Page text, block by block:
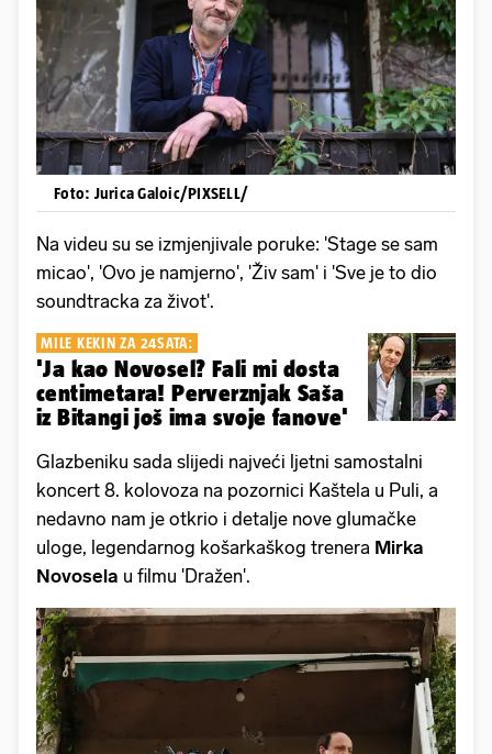
Foto: Jurica Galoic/PIXSELL/
Na videu su se izmjenjivale poruke: 'Stage se sam
micao', 'Ovo je namjerno', 'Živ sam' i 'Sve je to dio
soundtracka za život'.
MILE KEKIN ZA 24SATA:
'Ja kao Novosel? Fali mi dosta
centimetara! Perverznjak Saša
iz Bitangi još ima svoje fanove'
Glazbeniku sada slijedi najveći ljetni samostalni
koncert 8. kolovoza na pozornici Kaštela u Puli, a
nedavno nam je otkrio i detalje nove glumačke
uloge, legendarnog košarkaškog trenera Mirka
Novosela u filmu 'Dražen'.